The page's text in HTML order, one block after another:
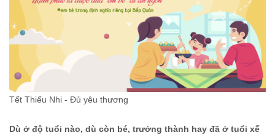
Tết Thiếu Nhi - Đủ yêu thương
Dù ở độ tuổi nào, dù còn bé, trưởng thành hay đã ở tuổi xế